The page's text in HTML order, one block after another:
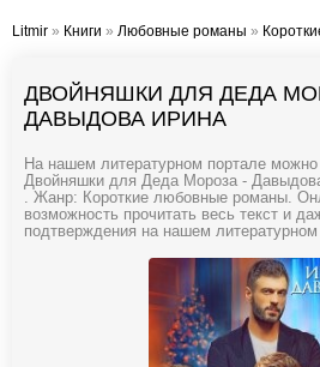
Litmir » Книги » Любовные романы »
ДВОЙНЯШКИ ДЛЯ ДЕДА
ДАВЫДОВА ИРИНА
На нашем литературном портале можно
Двойняшки для Деда Мороза -
. Жанр: Короткие любовные романы.
возможность прочитать весь текст и
подтверждения на нашем